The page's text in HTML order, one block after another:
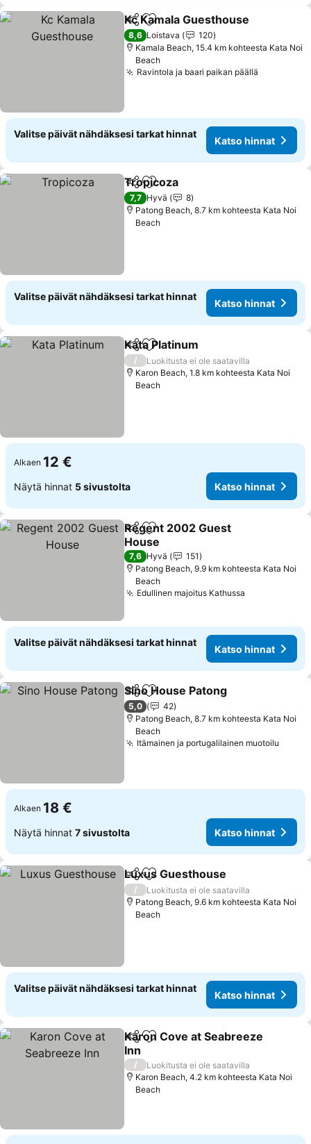
Jaa Lisää suosikkeihin
Kc Kamala Guesthouse
8,6 Loistava
120
Kamala Beach, 15.4 km kohteesta Kata Noi
Beach
Ravintola ja baari paikan päällä
Valitse päivät nähdäksesi tarkat hinnat
Katso hinnat
Jaa Lisää suosikkeihin
Tropicoza
7,7 Hyvä
8
Patong Beach, 8.7 km kohteesta Kata Noi
Beach
Valitse päivät nähdäksesi tarkat hinnat
Katso hinnat
Jaa Lisää suosikkeihin
Kata Platinum
/
Luokitusta ei ole saatavilla
Karon Beach, 1.8 km kohteesta Kata Noi
Beach
Alkaen 12 €
Näytä hinnat 5 sivustolta Katso hinnat
Jaa Lisää suosikkeihin
Regent 2002 Guest
House
7,6 Hyvä
151
Patong Beach, 9.9 km kohteesta Kata Noi
Beach
Edullinen majoitus Kathussa
Valitse päivät nähdäksesi tarkat hinnat
Katso hinnat
Jaa Lisää suosikkeihin
Sino House Patong
5,0
42
Patong Beach, 8.7 km kohteesta Kata Noi
Beach
Itämainen ja portugalilainen muotoilu
Alkaen 18 €
Näytä hinnat 7 sivustolta Katso hinnat
Jaa Lisää suosikkeihin
Luxus Guesthouse
/
Luokitusta ei ole saatavilla
Patong Beach, 9.6 km kohteesta Kata Noi
Beach
Valitse päivät nähdäksesi tarkat hinnat
Katso hinnat
Jaa Lisää suosikkeihin
Karon Cove at Seabreeze
Inn
/
Luokitusta ei ole saatavilla
Karon Beach, 4.2 km kohteesta Kata Noi
Beach